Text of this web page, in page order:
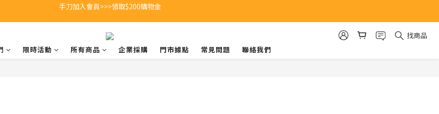
全館不限金額即享超商免費運送 🚚
找商品
限時活動 所有商品 企業採購 門市據點 常見問題 聯絡我們